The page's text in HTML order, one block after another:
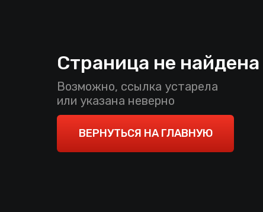
Страница не найдена
Возможно, ссылка устарела
или указана неверно
ВЕРНУТЬСЯ НА ГЛАВНУЮ